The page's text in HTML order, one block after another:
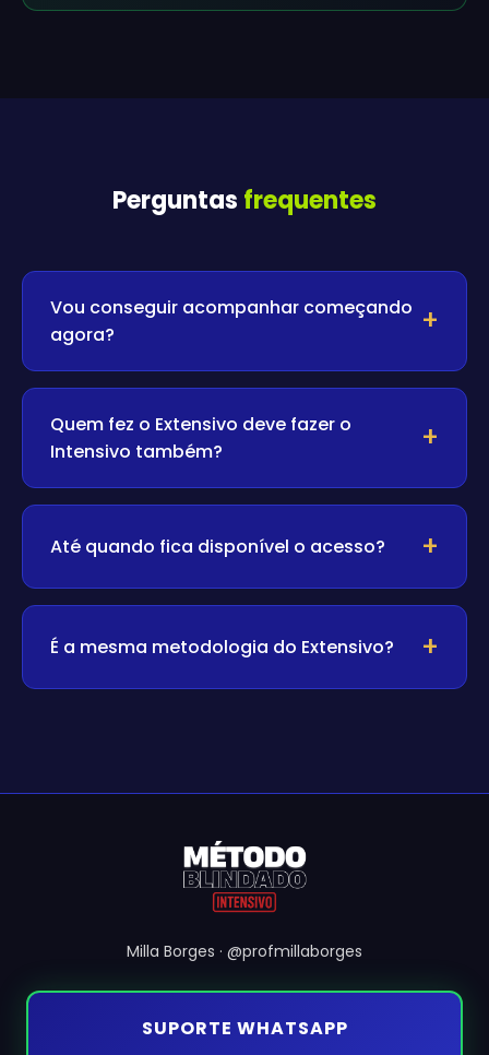
Perguntas frequentes
Vou conseguir acompanhar começando
agora?
Quem fez o Extensivo deve fazer o
Intensivo também?
Até quando fica disponível o acesso?
É a mesma metodologia do Extensivo?
Milla Borges · @profmillaborges
SUPORTE WHATSAPP